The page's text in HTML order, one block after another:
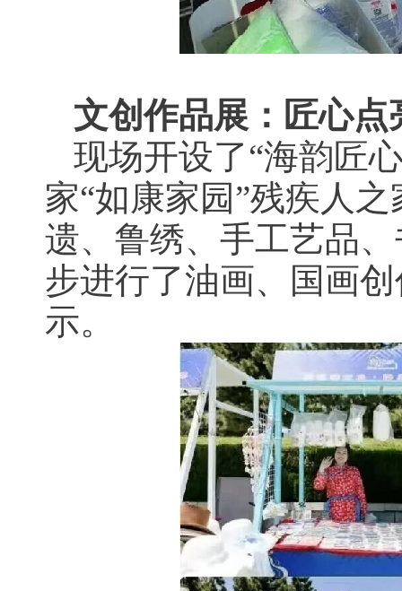
文创作品展：匠心点
现场开设了“海韵匠
家“如康家园”残疾人
遗、鲁绣、手工艺品
步进行了油画、国画
示。